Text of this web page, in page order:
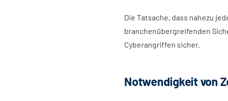
Die Tatsache, dass nahezu
branchenübergreifenden
Cyberangriffen sicher.
Notwendigkeit von